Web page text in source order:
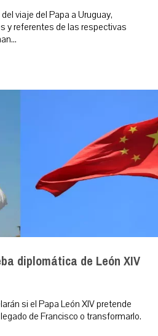
viaje del Papa a Uruguay,
y referentes de las respectivas
diplomática de León XIV
si el Papa León XIV pretende
de Francisco o transformarlo.